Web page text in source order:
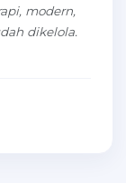
modern,
dikelola.